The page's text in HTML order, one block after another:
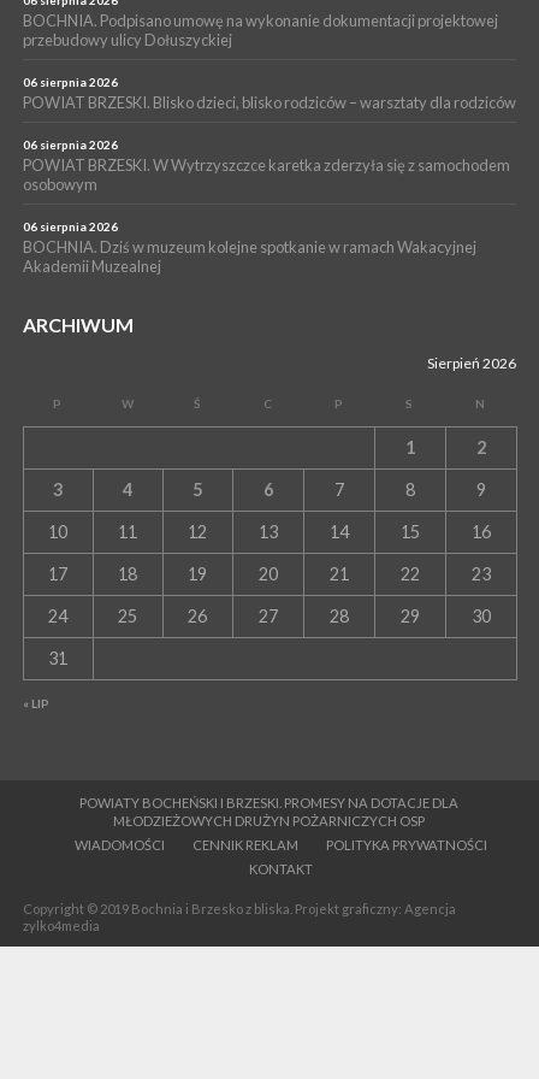
BOCHNIA. Podpisano umowę na wykonanie dokumentacji projektowej
przebudowy ulicy Dołuszyckiej
06 sierpnia 2026
POWIAT BRZESKI. Blisko dzieci, blisko rodziców – warsztaty dla rodziców
06 sierpnia 2026
POWIAT BRZESKI. W Wytrzyszczce karetka zderzyła się z samochodem
osobowym
06 sierpnia 2026
BOCHNIA. Dziś w muzeum kolejne spotkanie w ramach Wakacyjnej
Akademii Muzealnej
ARCHIWUM
Sierpień 2026
P W Ś C P S N
« LIP
1 2
3 4 5 6 7 8 9
10 11 12 13 14 15 16
17 18 19 20 21 22 23
24 25 26 27 28 29 30
31
POWIATY BOCHEŃSKI I BRZESKI. PROMESY NA DOTACJE DLA
MŁODZIEŻOWYCH DRUŻYN POŻARNICZYCH OSP
WIADOMOŚCI
CENNIK REKLAM
POLITYKA PRYWATNOŚCI
KONTAKT
Copyright © 2019 Bochnia i Brzesko z bliska. Projekt graficzny: Agencja
zylko4media